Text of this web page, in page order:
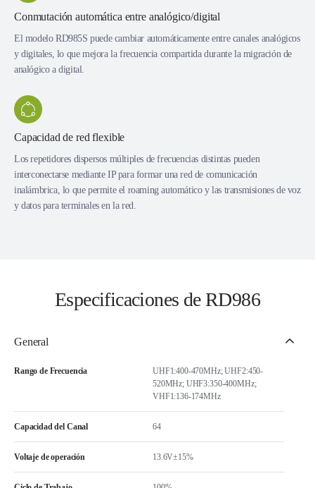
Conmutación automática entre analógico/digital
El modelo RD985S puede cambiar automáticamente entre canales analógicos
y digitales, lo que mejora la frecuencia compartida durante la migración de
analógico a digital.
Capacidad de red flexible
Los repetidores dispersos múltiples de frecuencias distintas pueden
interconectarse mediante IP para formar una red de comunicación
inalámbrica, lo que permite el roaming automático y las transmisiones de voz
y datos para terminales en la red.
Especificaciones de RD986
General
Rango de Frecuencia
UHF1:400-470MHz; UHF2:450-
520MHz; UHF3:350-400MHz;
VHF1:136-174MHz
Capacidad del Canal 64
Voltaje de operación 13.6V±15%